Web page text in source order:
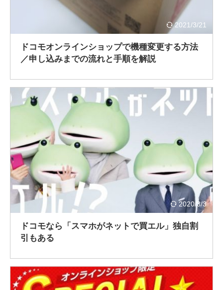
2021/3/21
ドコモオンラインショップで機種変更する方法
／申し込みまでの流れと手順を解説
2020/3/3
ドコモなら「スマホがネットで買エル」独自割
引もある